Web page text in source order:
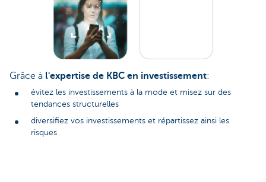
Grâce à l'expertise de KBC en investissement:
évitez les investissements à la mode et misez sur des
tendances structurelles
diversifiez vos investissements et répartissez ainsi les
risques